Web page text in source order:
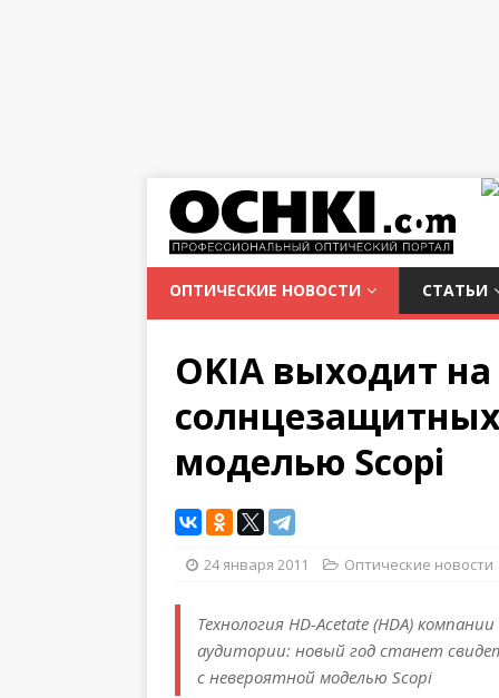
ОПТИЧЕСКИЕ НОВОСТИ СТАТЬИ
OKIA выходит
моделью Scopi
24 января 2011 Оптические новости
Технология HD-Acetate (HDA)
аудитории: новый год станет
с невероятной моделью Scopi